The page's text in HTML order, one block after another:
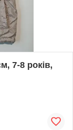
7-8 років,